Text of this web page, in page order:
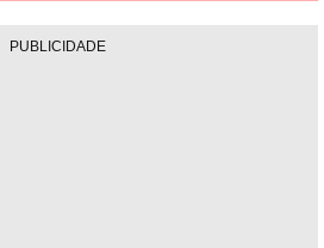
PUBLICIDADE